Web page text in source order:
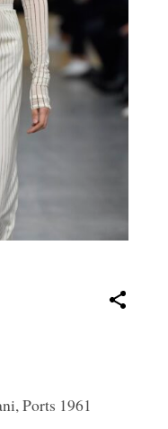
Ports 1961